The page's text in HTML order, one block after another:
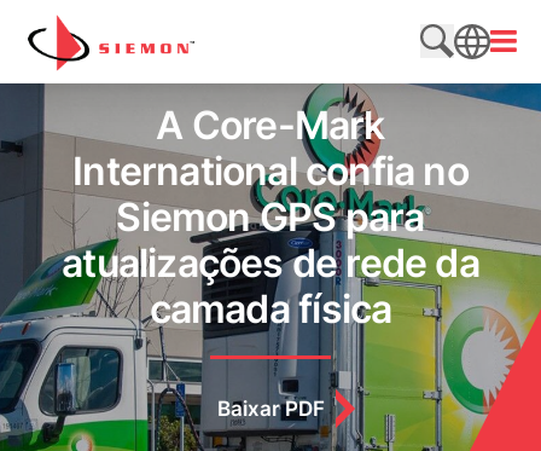
Pular para o conteúdo
Pesquisar
Abrir
SEARCH
A Core-Mark
International confia no
Siemon GPS para
atualizações de rede da
camada física
Baixar PDF